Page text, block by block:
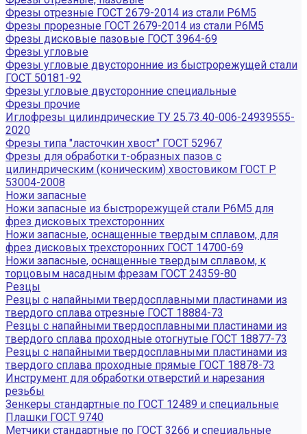
Фрезы отрезные ГОСТ 2679-2014 из стали Р6М5
Фрезы прорезные ГОСТ 2679-2014 из стали Р6М5
Фрезы дисковые пазовые ГОСТ 3964-69
Фрезы угловые
Фрезы угловые двусторонние из быстрорежущей стали
ГОСТ 50181-92
Фрезы угловые двусторонние специальные
Фрезы прочие
Иглофрезы цилиндрические ТУ 25.73.40-006-24939555-
2020
Фрезы типа "ласточкин хвост" ГОСТ 52967
Фрезы для обработки т-образных пазов с
цилиндрическим (коническим) хвостовиком ГОСТ Р
53004-2008
Ножи запасные
Ножи запасные из быстрорежущей стали Р6М5 для
фрез дисковых трехсторонних
Ножи запасные, оснащенные твердым сплавом, для
фрез дисковых трехсторонних ГОСТ 14700-69
Ножи запасные, оснащенные твердым сплавом, к
торцовым насадным фрезам ГОСТ 24359-80
Резцы
Резцы с напайными твердосплавными пластинами из
твердого сплава отрезные ГОСТ 18884-73
Резцы с напайными твердосплавными пластинами из
твердого сплава проходные отогнутые ГОСТ 18877-73
Резцы с напайными твердосплавными пластинами из
твердого сплава проходные прямые ГОСТ 18878-73
Инструмент для обработки отверстий и нарезания
резьбы
Зенкеры стандартные по ГОСТ 12489 и специальные
Плашки ГОСТ 9740
Метчики стандартные по ГОСТ 3266 и специальные